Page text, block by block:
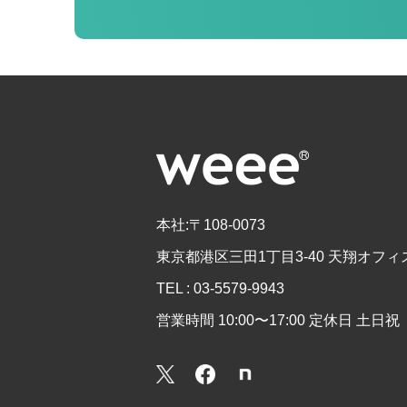
本社:〒108-0073
東京都港区三田1丁目3-40 天翔オフィ
TEL : 03-5579-9943
営業時間 10:00〜17:00 定休日 土日祝